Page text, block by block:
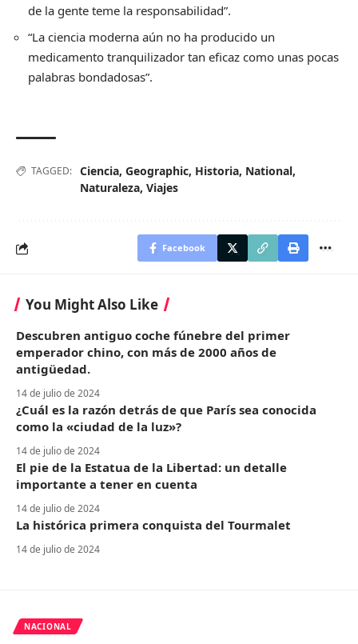
de la gente teme la responsabilidad”.
“La ciencia moderna aún no ha producido un
medicamento tranquilizador tan eficaz como unas pocas
palabras bondadosas”.
TAGGED: Ciencia, Geographic, Historia, National,
Naturaleza, Viajes
Facebook
You Might Also Like
Descubren antiguo coche fúnebre del primer
emperador chino, con más de 2000 años de
antigüedad.
14 de julio de 2024
¿Cuál es la razón detrás de que París sea conocida
como la «ciudad de la luz»?
14 de julio de 2024
El pie de la Estatua de la Libertad: un detalle
importante a tener en cuenta
14 de julio de 2024
La histórica primera conquista del Tourmalet
14 de julio de 2024
NACIONAL